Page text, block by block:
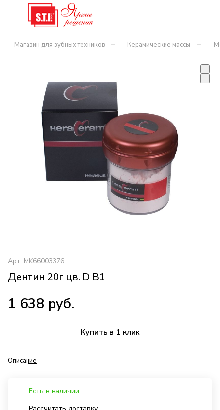
Магазин для зубных техников – Керамические массы –
Арт. MK66003376
Дентин 20г цв. D B1
1 638 руб.
Купить в 1 клик
Описание
Есть в наличии